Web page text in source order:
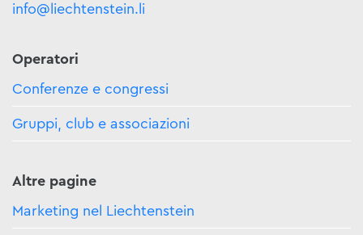
info@liechtenstein.li
Operatori
Conferenze e congressi
Gruppi, club e associazioni
Altre pagine
Marketing nel Liechtenstein